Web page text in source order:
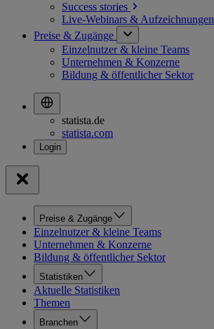
Success stories
Live-Webinars & Aufzeichnungen
Preise & Zugänge
Einzelnutzer & kleine Teams
Unternehmen & Konzerne
Bildung & öffentlicher Sektor
statista.de
statista.com
Preise & Zugänge
Einzelnutzer & kleine Teams
Unternehmen & Konzerne
Bildung & öffentlicher Sektor
Statistiken
Aktuelle Statistiken
Themen
Branchen